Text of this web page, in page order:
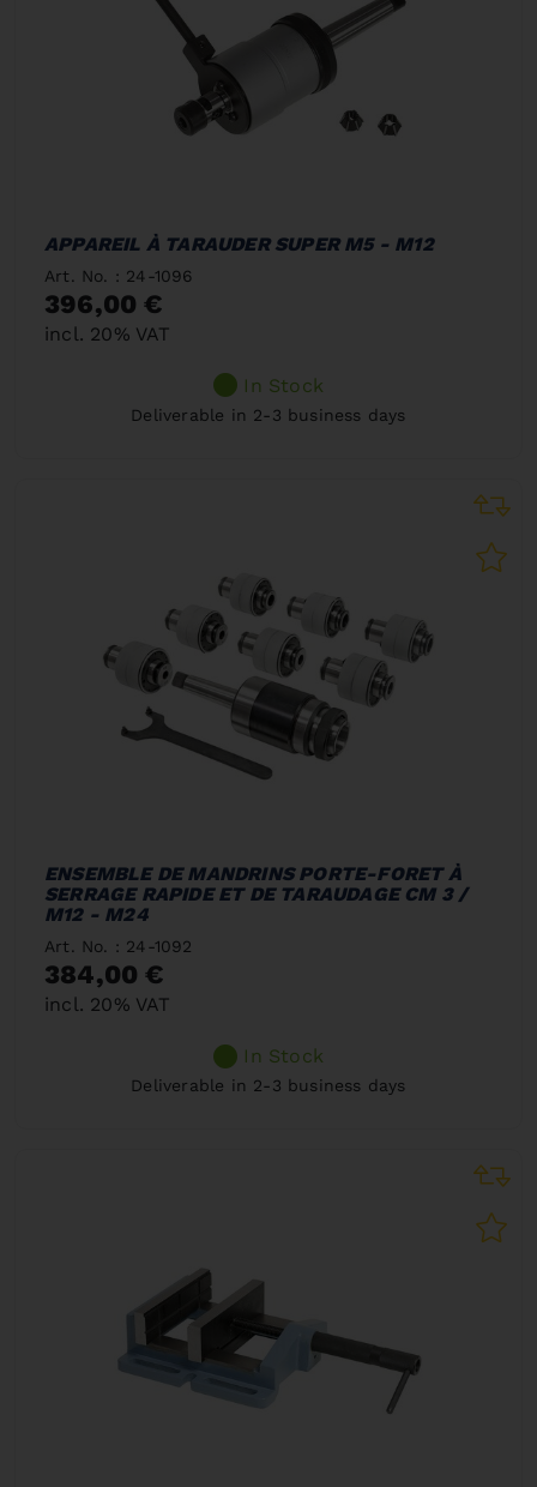
APPAREIL À TARAUDER SUPER M5 - M12
Art. No. : 24-1096
396,00 €
incl. 20% VAT
In Stock
Deliverable in 2-3 business days
ENSEMBLE DE MANDRINS PORTE-FORET À
SERRAGE RAPIDE ET DE TARAUDAGE CM 3 /
M12 - M24
Art. No. : 24-1092
384,00 €
incl. 20% VAT
In Stock
Deliverable in 2-3 business days